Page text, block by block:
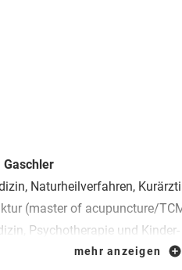
Gaschler
Naturheilverfahren,
(master of acupuncture/
Psychotherapie und
mehr anzeigen